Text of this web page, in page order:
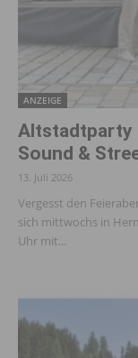
ANZEIGE
Altstadt­party
Sound &
13. Juli 2026
Vergesst den
sich mittwochs in
Uhr mit...